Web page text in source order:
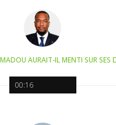
00:16
AURAIT-IL MENTI SUR SES